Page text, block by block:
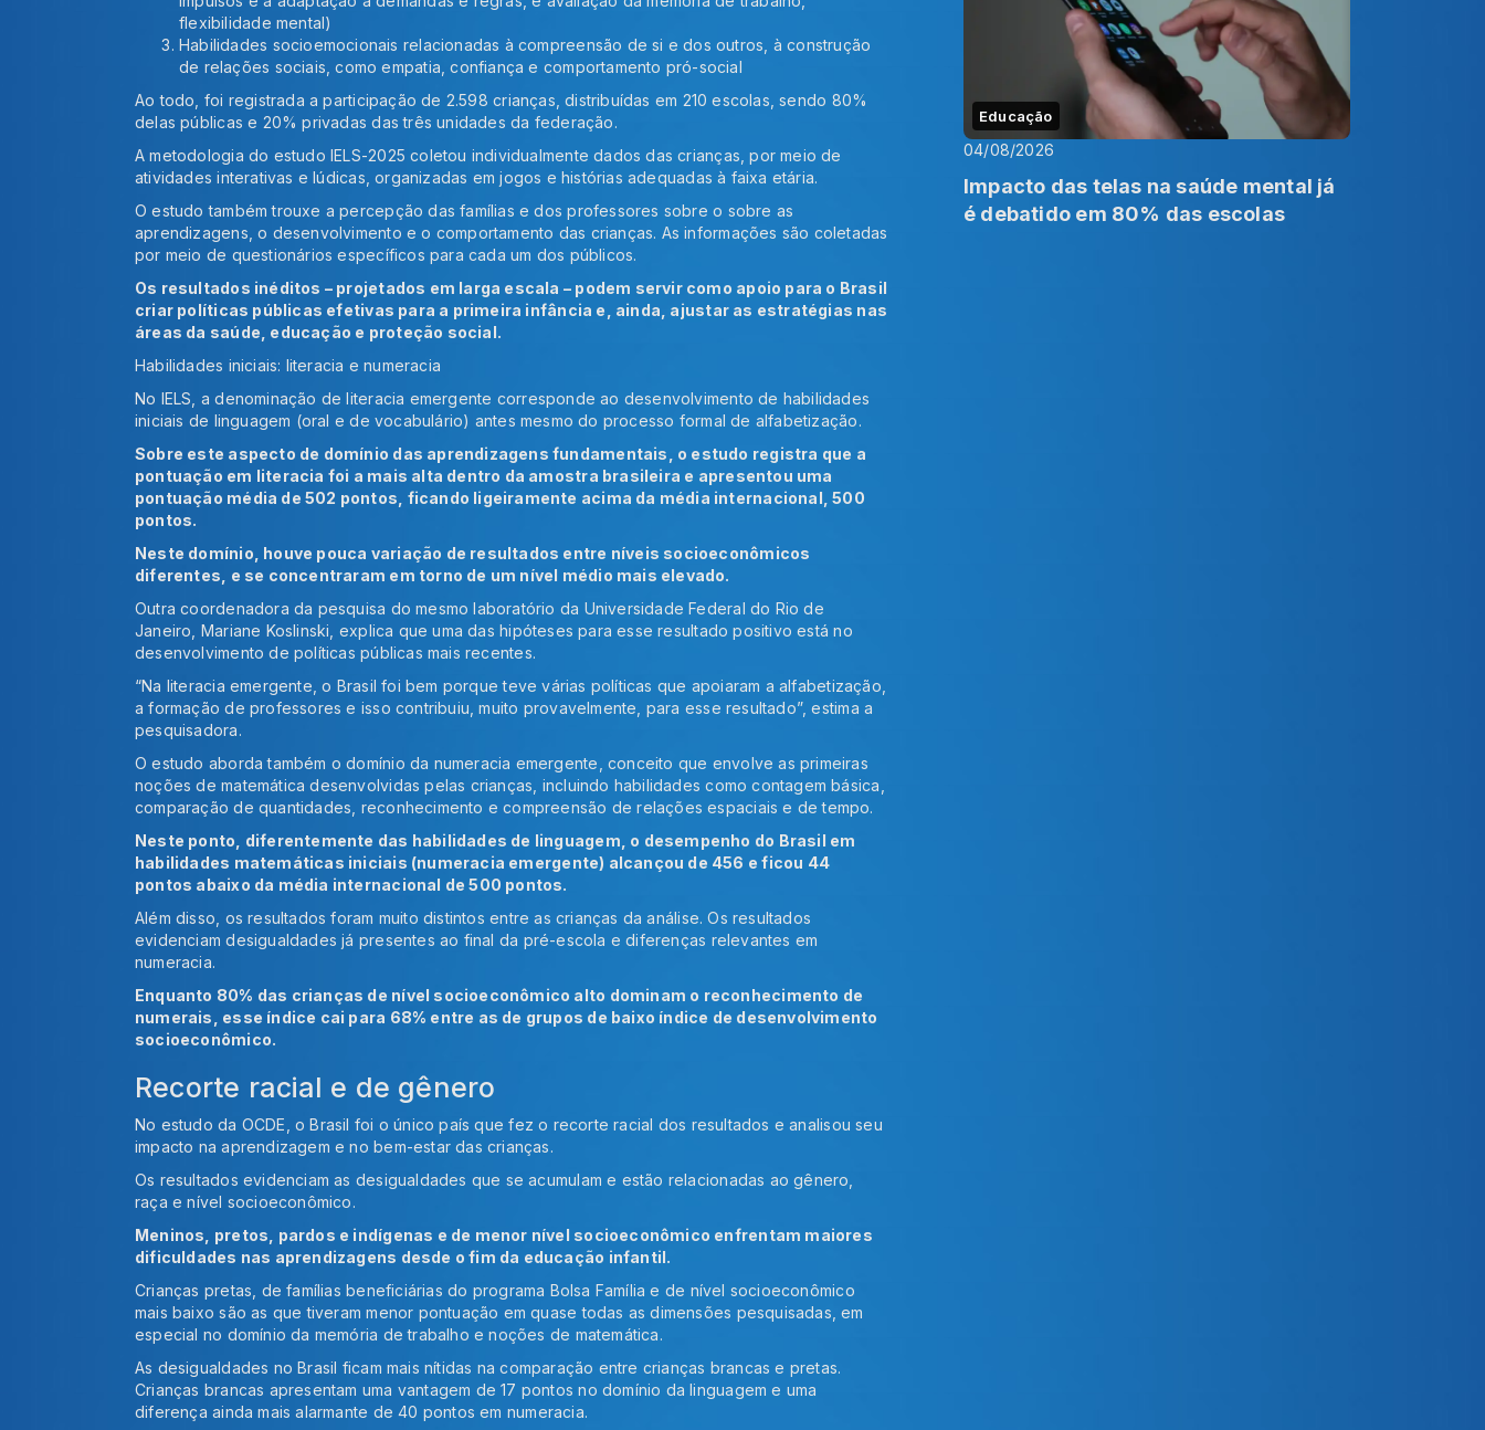
flexibilidade mental)
Habilidades socioemocionais relacionadas à compreensão de si e dos outros, à construção
de relações sociais, como empatia, confiança e comportamento pró-social
Ao todo, foi registrada a participação de 2.598 crianças, distribuídas em 210 escolas, sendo 80%
delas públicas e 20% privadas das três unidades da federação.
A metodologia do estudo IELS-2025 coletou individualmente dados das crianças, por meio de
atividades interativas e lúdicas, organizadas em jogos e histórias adequadas à faixa etária.
O estudo também trouxe a percepção das famílias e dos professores sobre o sobre as
aprendizagens, o desenvolvimento e o comportamento das crianças. As informações são coletadas
por meio de questionários específicos para cada um dos públicos.
Os resultados inéditos – projetados em larga escala – podem servir como apoio para o Brasil
criar políticas públicas efetivas para a primeira infância e, ainda, ajustar as estratégias nas
áreas da saúde, educação e proteção social.
Habilidades iniciais: literacia e numeracia
No IELS, a denominação de literacia emergente corresponde ao desenvolvimento de habilidades
iniciais de linguagem (oral e de vocabulário) antes mesmo do processo formal de alfabetização.
Sobre este aspecto de domínio das aprendizagens fundamentais, o estudo registra que a
pontuação em literacia foi a mais alta dentro da amostra brasileira e apresentou uma
pontuação média de 502 pontos, ficando ligeiramente acima da média internacional, 500
pontos.
Neste domínio, houve pouca variação de resultados entre níveis socioeconômicos
diferentes, e se concentraram em torno de um nível médio mais elevado.
Outra coordenadora da pesquisa do mesmo laboratório da Universidade Federal do Rio de
Janeiro, Mariane Koslinski, explica que uma das hipóteses para esse resultado positivo está no
desenvolvimento de políticas públicas mais recentes.
“Na literacia emergente, o Brasil foi bem porque teve várias políticas que apoiaram a alfabetização,
a formação de professores e isso contribuiu, muito provavelmente, para esse resultado”, estima a
pesquisadora.
O estudo aborda também o domínio da numeracia emergente, conceito que envolve as primeiras
noções de matemática desenvolvidas pelas crianças, incluindo habilidades como contagem básica,
comparação de quantidades, reconhecimento e compreensão de relações espaciais e de tempo.
Neste ponto, diferentemente das habilidades de linguagem, o desempenho do Brasil em
habilidades matemáticas iniciais (numeracia emergente) alcançou de 456 e ficou 44
pontos abaixo da média internacional de 500 pontos.
Além disso, os resultados foram muito distintos entre as crianças da análise. Os resultados
evidenciam desigualdades já presentes ao final da pré-escola e diferenças relevantes em
numeracia.
Enquanto 80% das crianças de nível socioeconômico alto dominam o reconhecimento de
numerais, esse índice cai para 68% entre as de grupos de baixo índice de desenvolvimento
socioeconômico.
Recorte racial e de gênero
No estudo da OCDE, o Brasil foi o único país que fez o recorte racial dos resultados e analisou seu
impacto na aprendizagem e no bem-estar das crianças.
Os resultados evidenciam as desigualdades que se acumulam e estão relacionadas ao gênero,
raça e nível socioeconômico.
Meninos, pretos, pardos e indígenas e de menor nível socioeconômico enfrentam maiores
dificuldades nas aprendizagens desde o fim da educação infantil.
Crianças pretas, de famílias beneficiárias do programa Bolsa Família e de nível socioeconômico
mais baixo são as que tiveram menor pontuação em quase todas as dimensões pesquisadas, em
especial no domínio da memória de trabalho e noções de matemática.
As desigualdades no Brasil ficam mais nítidas na comparação entre crianças brancas e pretas.
Crianças brancas apresentam uma vantagem de 17 pontos no domínio da linguagem e uma
diferença ainda mais alarmante de 40 pontos em numeracia.
Educação
04/08/2026
Impacto das telas na saúde mental já
é debatido em 80% das escolas